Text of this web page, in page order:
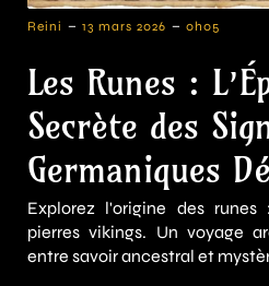
Reini - 13 mars 2026 - 0h05
Les Runes :
Secrète des
Germaniques
Explorez l'origine des
pierres vikings. Un voyage
entre savoir ancestral et